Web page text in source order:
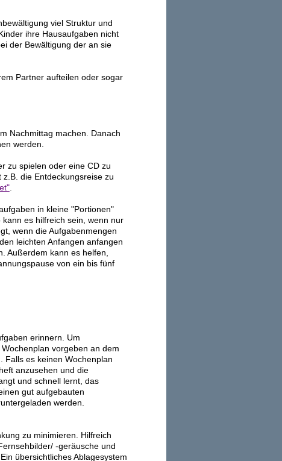
viel Struktur und
ihre Hausaufgaben nicht
der Bewältigung der an sie
Partner aufteilen oder sogar
Nachmittag machen. Danach
werden.
zu spielen oder eine CD zu
die Entdeckungsreise zu
.
in kleine "Portionen"
es hilfreich sein, wenn nur
wenn die Aufgabenmengen
leichten Anfangen anfangen
Außerdem kann es helfen,
von ein bis fünf
erinnern. Um
vorgeben an dem
Falls es keinen Wochenplan
anzusehen und die
und schnell lernt, das
gut aufgebauten
werden.
zu minimieren. Hilfreich
-geräusche und
übersichtliches Ablagesystem